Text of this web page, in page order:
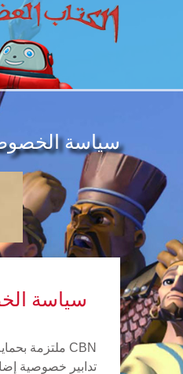
سياسة
سياسة
CBN ملتزمة بحماية خصوصيّتك والتعامل كما يجب مع أيّ معلومات شخصية قد نحصل عليها منك. تكمّل سياسة الخصوصية الخاصة بالأولاد